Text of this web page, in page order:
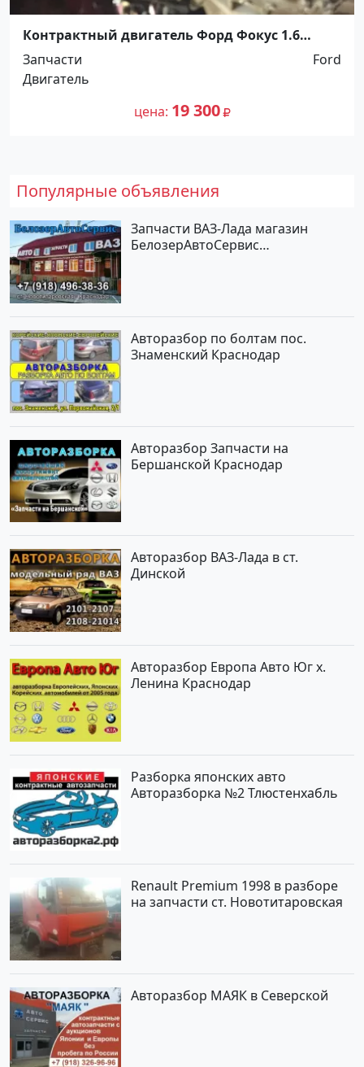
Контрактный двигатель Форд Фокус 1.6
Краснодар
Запчасти
Ford
Двигатель
цена 19 300
Популярные объявления
Запчасти ВАЗ-Лада магазин
БелозерАвтоСервис
Авторазбор по болтам пос.
Знаменский Краснодар
Авторазбор Запчасти на
Бершанской Краснодар
Авторазбор ВАЗ-Лада в ст.
Динской
Авторазбор Европа Авто Юг х.
Ленина Краснодар
Разборка японских авто
Авторазборка №2 Тлюстенхабль
Renault Premium 1998 в разборе
на запчасти ст. Новотитаровская
Авторазбор МАЯК в Северской